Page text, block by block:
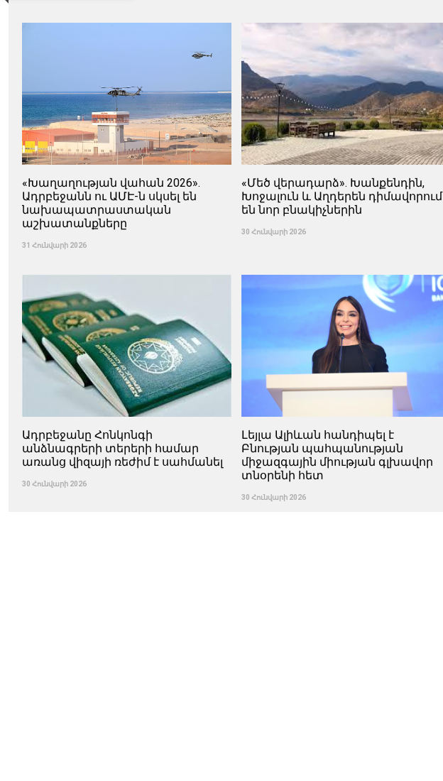
«Խաղաղության վահան 2026».
Ադրբեջանն ու ԱՄԷ-ն սկսել են
նախապատրաստական ​​
աշխատանքները
31 Հունվարի 2026
«Մեծ վերադարձ». Խանքենդին,
Խոջալուն և Աղդերեն դիմավորում
են նոր բնակիչներին
30 Հունվարի 2026
Ադրբեջանը Հոնկոնգի
անձնագրերի տերերի համար
առանց վիզայի ռեժիմ է սահմանել
30 Հունվարի 2026
Լեյլա Ալիևան հանդիպել է
Բնության պահպանության
միջազգային միության գլխավոր
տնօրենի հետ
30 Հունվարի 2026